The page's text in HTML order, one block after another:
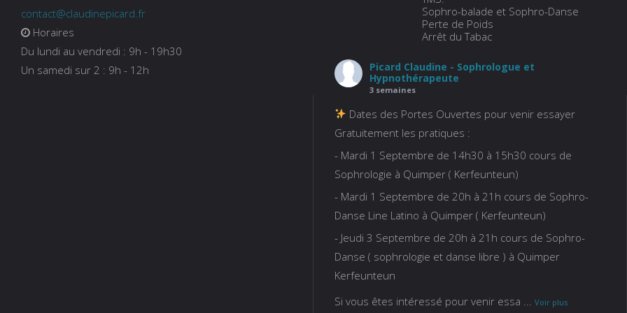
contact@claudinepicard.fr
Horaires
Du lundi au vendredi : 9h - 19h30
Un samedi sur 2 : 9h - 12h
Sophro-balade et Sophro-Danse
Perte de Poids
Arrêt du Tabac
Picard Claudine - Sophrologue et
Hypnothérapeute
3 semaines
Dates des Portes Ouvertes pour venir essayer
Gratuitement les pratiques :
- Mardi 1 Septembre de 14h30 à 15h30 cours de
Sophrologie à Quimper ( Kerfeunteun)
- Mardi 1 Septembre de 20h à 21h cours de Sophro-
Danse Line Latino à Quimper ( Kerfeunteun)
- Jeudi 3 Septembre de 20h à 21h cours de Sophro-
Danse ( sophrologie et danse libre ) à Quimper
Kerfeunteun
Si vous êtes intéressé pour venir essa
Voir plus